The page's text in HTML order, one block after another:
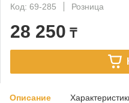
Код: 69-285
Розница
28 250 ₸
Описание